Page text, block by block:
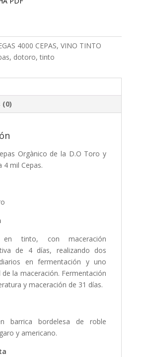
4000 CEPAS, VINO TINTO
, dotoro, tinto
(0)
Orgànico de la D.O Toro y
4 mil Cepas.
en tinto, con maceración
de 4 días, realizando dos
en fermentación y uno
la maceración. Fermentación
y maceración de 31 días.
barrica bordelesa de roble
y americano.